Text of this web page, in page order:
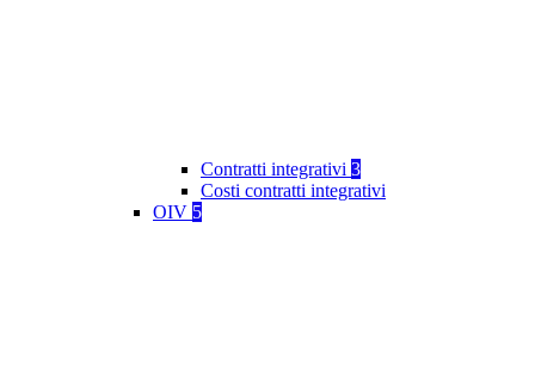
Contratti integrativi 3
Costi contratti integrativi
OIV 5